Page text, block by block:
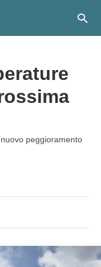
peggioramento